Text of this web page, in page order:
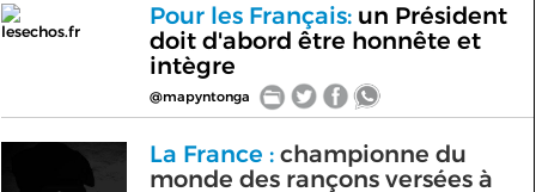
lesechos.fr
Pour les Français:un Président
doit d'abord être honnête et
intègre
@mapyntonga
La France :championne du
monde des rançons versées à